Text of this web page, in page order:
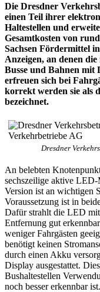
Die Dresdner
einen Teil ihrer
Haltestellen und
Gesamtkosten von
Sachsen Fördermittel
Anzeigen, an denen
Busse und Bahnen
erfreuen sich bei
korrekt werden sie als
bezeichnet.
Dresdner
An belebten
sechszeilige aktive
Version ist an wichtigen
Voraussetzung ist in
Dafür strahlt die LED
Entfernung gut
weniger Fahrgästen
benötigt keinen
durch einen Akku
Display ausgestattet.
Bushaltestellen
noch besser erkennbar ist.